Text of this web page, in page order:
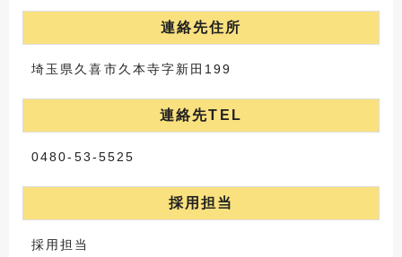
連絡先住所
埼玉県久喜市久本寺字新田199
連絡先TEL
0480-53-5525
採用担当
採用担当